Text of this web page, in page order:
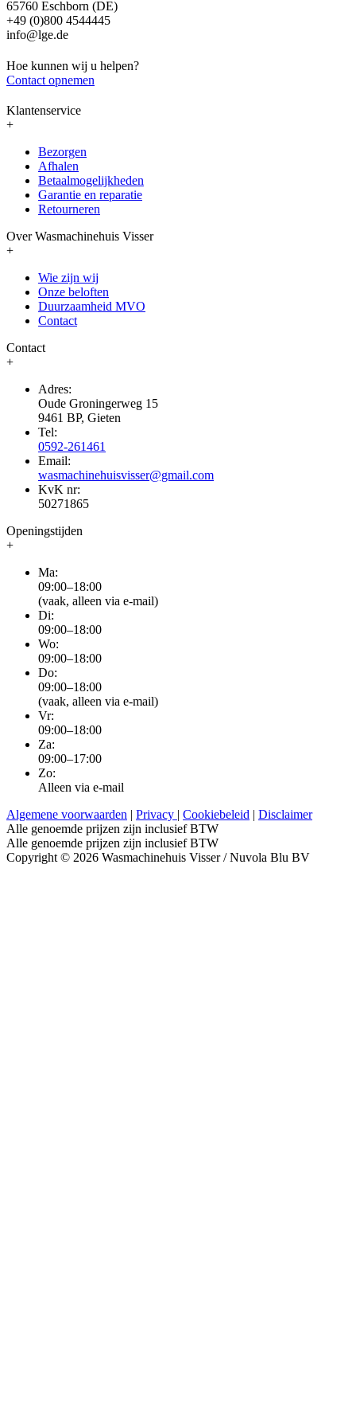
65760 Eschborn (DE)
+49 (0)800 4544445
info@lge.de
Hoe kunnen wij u helpen?
Contact opnemen
Klantenservice
+
Bezorgen
Afhalen
Betaalmogelijkheden
Garantie en reparatie
Retourneren
Over Wasmachinehuis Visser
+
Wie zijn wij
Onze beloften
Duurzaamheid MVO
Contact
Contact
+
Adres:
Oude Groningerweg 15
9461 BP, Gieten
Tel:
0592-261461
Email:
wasmachinehuisvisser@gmail.com
KvK nr:
50271865
Openingstijden
+
Ma:
09:00–18:00
(vaak, alleen via e-mail)
Di:
09:00–18:00
Wo:
09:00–18:00
Do:
09:00–18:00
(vaak, alleen via e-mail)
Vr:
09:00–18:00
Za:
09:00–17:00
Zo:
Alleen via e-mail
Algemene voorwaarden | Privacy | Cookiebeleid | Disclaimer
Alle genoemde prijzen zijn inclusief BTW
Alle genoemde prijzen zijn inclusief BTW
Copyright © 2026 Wasmachinehuis Visser / Nuvola Blu BV